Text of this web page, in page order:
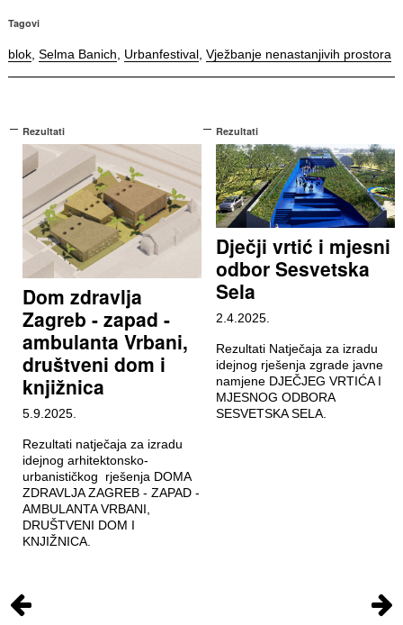
Tagovi
blok, Selma Banich Urbanfestival, Vježbanje nenastanjivih prostora
Rezultati
Dom zdravlja
Zagreb - zapad -
ambulanta Vrbani,
društveni dom i
knjižnica
5.9.2025.
Rezultati natječaja za izradu
idejnog arhitektonsko-
urbanističkog rješenja DOMA
ZDRAVLJA ZAGREB - ZAPAD -
AMBULANTA VRBANI,
DRUŠTVENI DOM I
KNJIŽNICA.
Rezultati
Dječji vrtić i mjesni
odbor Sesvetska
Sela
2.4.2025.
Rezultati Natječaja za izradu
idejnog rješenja zgrade javne
namjene DJEČJEG VRTIĆA I
MJESNOG ODBORA
SESVETSKA SELA.